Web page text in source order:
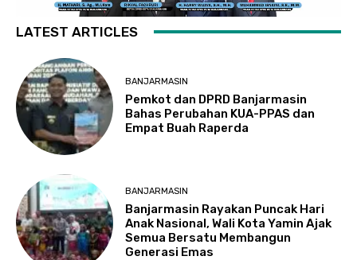
LATEST ARTICLES
BANJARMASIN
Pemkot dan DPRD Banjarmasin
Bahas Perubahan KUA-PPAS dan
Empat Buah Raperda
BANJARMASIN
Banjarmasin Rayakan Puncak Hari
Anak Nasional, Wali Kota Yamin Ajak
Semua Bersatu Membangun
Generasi Emas